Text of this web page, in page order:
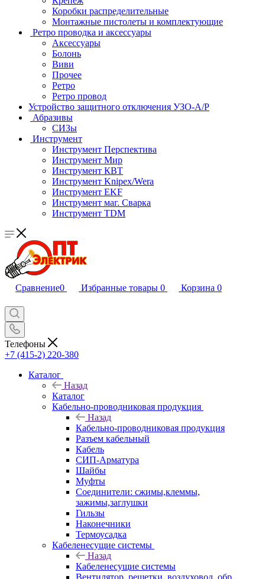
Коробки распределительные
Монтажные пистолеты и комплектующие
Ретро проводка и аксессуары
Аксессуары
Болонь
Виви
Прочее
Ретро
Ретро провод
Устройство защитного отключения УЗО-А/Р
Абразивы
СИЗы
Инструмент
Инструмент Перспектива
Инструмент Мир
Инструмент КВТ
Инструмент Knipex/Wera
Инструмент EKF
Инструмент маг. Сварка
Инструмент TDM
Сравнение0 Избранные товары 0 Корзина 0
Телефоны
+7 (415-2) 220-380
Каталог
Назад
Каталог
Кабельно-проводниковая продукция
Назад
Кабельно-проводниковая продукция
Разъем кабельный
Кабель
СИП-Арматура
Шайбы
Муфты
Соединители: сжимы,клеммы,
зажимы,заглушки
Гильзы
Наконечники
Термоусадка
Кабеленесущие системы
Назад
Кабеленесущие системы
Вентилятор, решетки, воздуховод, обр.